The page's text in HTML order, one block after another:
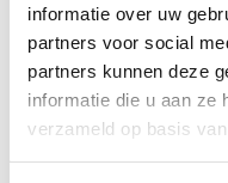
informatie over uw
partners voor social
partners kunnen deze
informatie die u aan ze
verzameld op basis
PACK RONDE HALS
BOORD REGULAR FIT
€27,95
NIEUW